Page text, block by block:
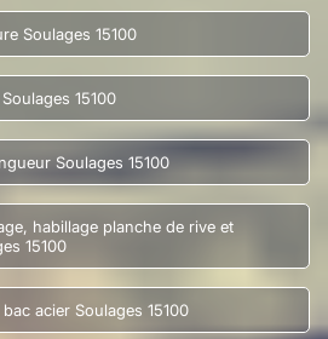
Soulages 15100
15100
Soulages 15100
habillage planche de rive et
15100
acier Soulages 15100